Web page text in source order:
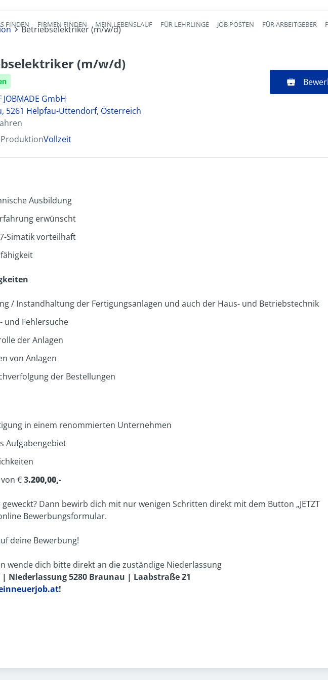
Haupt-Navigation
FINDEN FIRMEN FINDEN MEIN LEBENSLAUF FÜR LEHRLINGE JOB POSTEN FÜR ARBEITGEBER
Betriebselektriker (m/w/d)
(m/w/d)
JOBMADE GmbH
5261 Helpfau-Uttendorf, Österreich
:
Vollzeit
Ausbildung
erwünscht
Simatik vorteilhaft
/ Instandhaltung der Fertigungsanlagen und auch der Haus- und Betriebstechnik
und Fehlersuche
der Anlagen
von Anlagen
der Bestellungen
in einem renommierten Unternehmen
Aufgabengebiet
€3.200,00,-
Dann bewirb dich mit nur wenigen Schritten direkt mit dem Button „JETZT
Bewerbungsformular.
deine Bewerbung!
wende dich bitte direkt an die zuständige Niederlassung
| Niederlassung 5280 Braunau | Laabstraße 21
!